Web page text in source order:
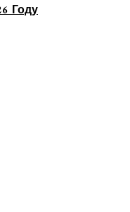
Году